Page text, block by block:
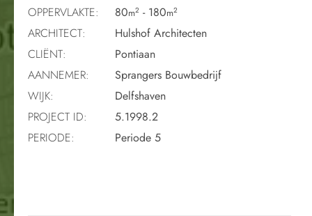
OPPERVLAKTE:
80m2 - 180m2
ARCHITECT:
Hulshof Architecten
CLIËNT:
Pontiaan
AANNEMER:
Sprangers Bouwbedrijf
WIJK:
Delfshaven
PROJECT ID:
5.1998.2
PERIODE:
Periode 5